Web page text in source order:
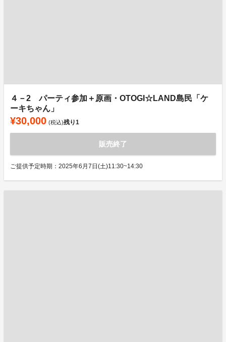
４－2 パーティ参加＋原画・OTOGI☆LAND島民「ケ
ーキちゃん」
¥30,000 (税込)残り1
販売終了
ご提供予定時期：2025年6月7日(土)11:30~14:30